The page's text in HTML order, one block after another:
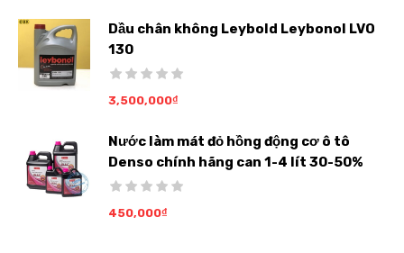
Dầu chân không Leybold Leybonol LVO
130
3,500,000₫
Nước làm mát đỏ hồng động cơ ô tô
Denso chính hãng can 1-4 lít 30-50%
450,000₫